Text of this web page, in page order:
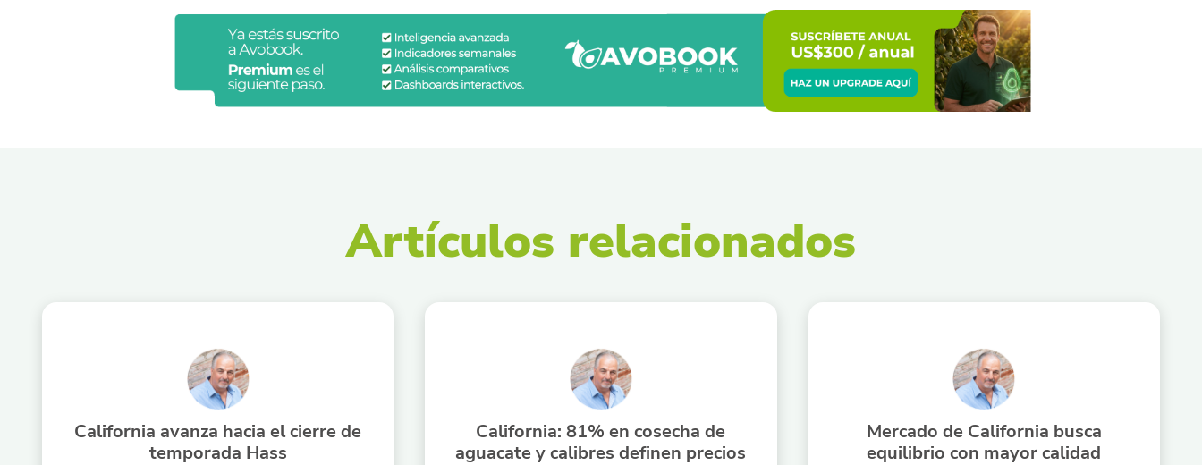
Artículos relacionados
California avanza hacia el cierre de
temporada Hass
California: 81% en cosecha de
aguacate y calibres definen precios
Mercado de California busca
equilibrio con mayor calidad